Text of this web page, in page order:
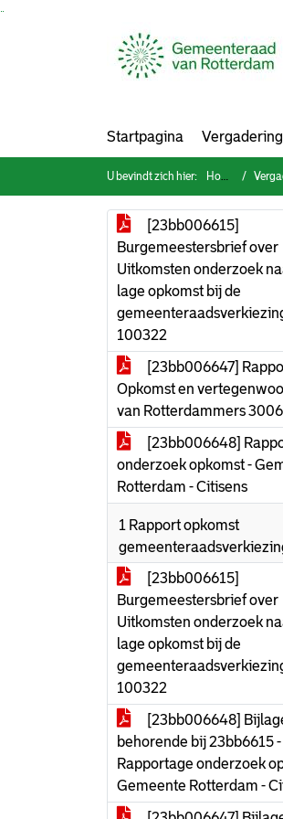
Startpagina
U bevindt zich hier: Home
[23bb006615]
Burgemeestersbrief over
Uitkomsten onderzoek
lage opkomst bij de
100322
[23bb006647]
Opkomst en
van Rotterdammers
[23bb006648]
onderzoek opkomst -
Rotterdam - Citisens
1 Rapport opkomst
[23bb006615]
Burgemeestersbrief over
Uitkomsten onderzoek
lage opkomst bij de
100322
[23bb006648]
behorende bij 23bb6615 -
Rapportage onderzoek
Gemeente Rotterdam -